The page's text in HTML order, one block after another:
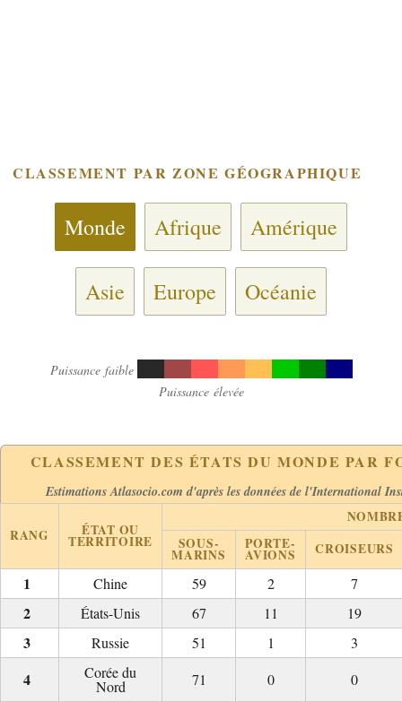
CLASSEMENT PAR ZONE GÉOGRAPHIQUE
Monde Afrique Amérique
Asie Europe Océanie
Puissance faible
Puissance élevée
CLASSEMENT DES ÉTATS DU MONDE PAR
Estimations Atlasocio.com d'après les données de l'International
RANG ÉTAT OU
TERRITOIRE
SOUS-
MARINS
PORTE-
AVIONS CROISEURS
Chine 59 2
7
États-Unis
67 11
19
Russie
51 1
3
Corée du
Nord 71 0
0